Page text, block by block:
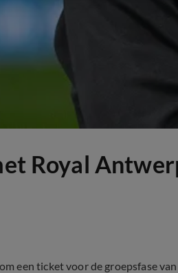
Royal
een ticket voor de groepsfase